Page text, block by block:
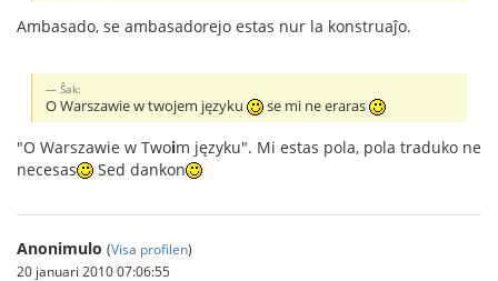
Ambasado, se ambasadorejo estas nur la konstruaĵo.
Ŝak:
O Warszawie w twojem języku se mi ne eraras
"O Warszawie w Twoim języku". Mi estas pola, pola traduko ne
necesas
Sed dankon
Anonimulo (Visa profilen)
20 januari 2010 07:06:55